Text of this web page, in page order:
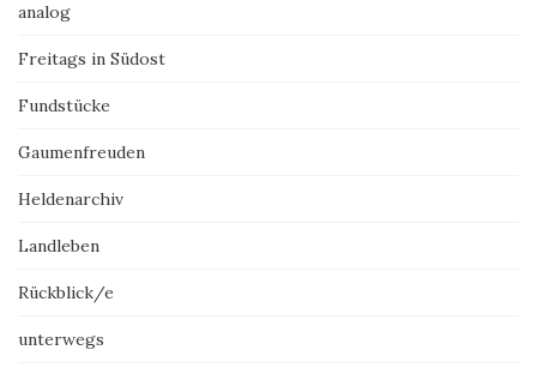
analog
Freitags in Südost
Fundstücke
Gaumenfreuden
Heldenarchiv
Landleben
Rückblick/e
unterwegs